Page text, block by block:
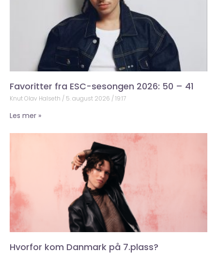
Favoritter fra ESC-sesongen 2026: 50 – 41
Knut Olav Halseth 5. august 2026 19:17
Les mer »
Hvorfor kom Danmark på 7.plass?